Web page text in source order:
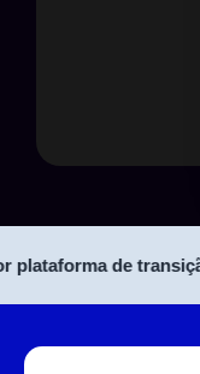
de transição